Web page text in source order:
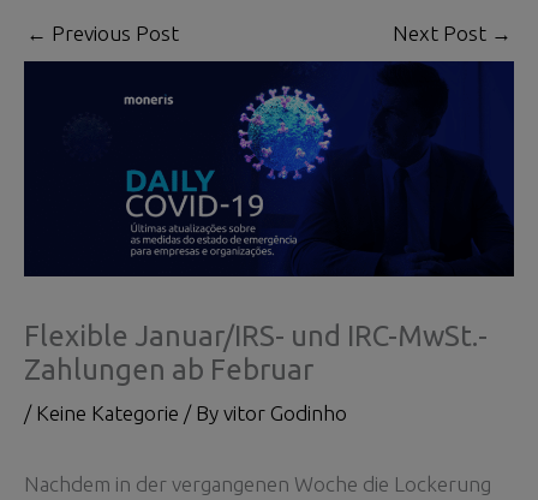
← Previous Post Next Post →
Flexible Januar/IRS- und IRC-MwSt.-
Zahlungen ab Februar
/ Keine Kategorie / By vitor Godinho
Nachdem in der vergangenen Woche die Lockerung